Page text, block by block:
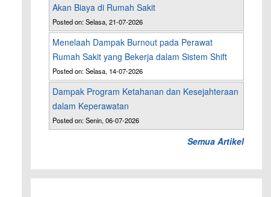
Akan Biaya di Rumah Sakit
Posted on: Selasa, 21-07-2026
Menelaah Dampak Burnout pada Perawat
Rumah Sakit yang Bekerja dalam Sistem Shift
Posted on: Selasa, 14-07-2026
Dampak Program Ketahanan dan Kesejahteraan
dalam Keperawatan
Posted on: Senin, 06-07-2026
Semua Artikel